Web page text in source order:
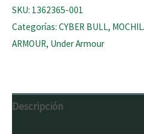
SKU: 1362365-001
Categorías: CYBER BULL,
ARMOUR, Under Armour
Descripción